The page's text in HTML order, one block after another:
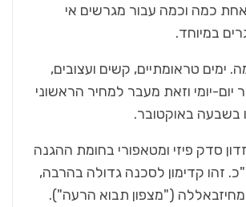
כמה וכמה עבור מגרשים אי
במיוחד.
ימים טראומתיים, קשים ועצובים,
יום-יומי וזאת מעבר למחיר הראשוני
בשבעה באוקטובר.
סדק פיזי ומטאפורי בחומת ההגנה
זהו קדימון לסכנה גדולה בהרבה,
("מצפון תבוא הרעה").